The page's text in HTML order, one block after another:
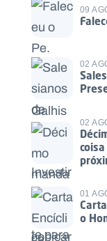
09
02
02
01
o